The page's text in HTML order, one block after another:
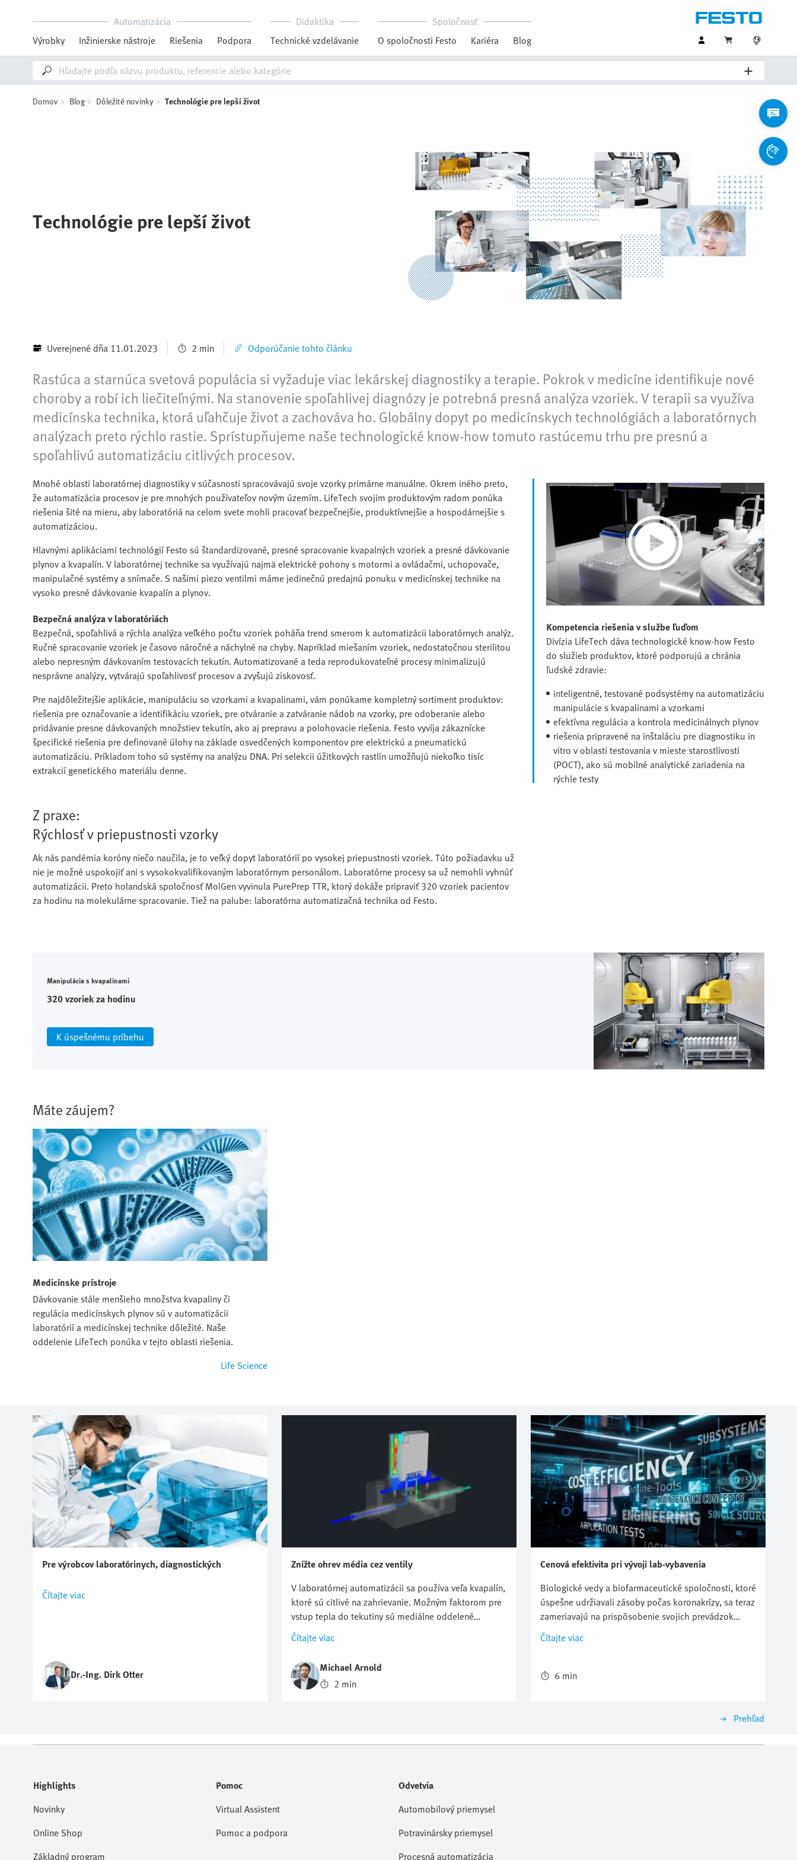
Automatizácia
Výrobky
Inžinierske nástroje Riešenia Podpora
Didaktika
Technické vzdelávanie
Spoločnosť
O spoločnosti Festo
Kariéra Blog
Domov Blog Dôležité novinky Technológie pre lepší život
Technológie pre lepší život
Uverejnené dňa 11.01.2023 2 min Odporúčanie tohto článku
Rastúca a starnúca svetová populácia si vyžaduje viac lekárskej diagnostiky a terapie. Pokrok v medicíne identifikuje nové
choroby a robí ich liečiteľnými. Na stanovenie spoľahlivej diagnózy je potrebná presná analýza vzoriek. V terapii sa využíva
medicínska technika, ktorá uľahčuje život a zachováva ho. Globálny dopyt po medicínskych technológiách a laboratórnych
analýzach preto rýchlo rastie. Sprístupňujeme naše technologické know-how tomuto rastúcemu trhu pre presnú a
spoľahlivú automatizáciu citlivých procesov. ​
Mnohé oblasti laboratórnej diagnostiky v súčasnosti spracovávajú svoje vzorky primárne manuálne. Okrem iného preto,
že automatizácia procesov je pre mnohých používateľov novým územím. LifeTech svojim produktovým radom ponúka
riešenia šité na mieru, aby laboratóriá na celom svete mohli pracovať bezpečnejšie, produktívnejšie a hospodárnejšie s
automatizáciou.
Hlavnými aplikáciami technológií Festo sú štandardizované, presné spracovanie kvapalných vzoriek a presné dávkovanie
plynov a kvapalín. V laboratórnej technike sa využívajú najmä elektrické pohony s motormi a ovládačmi, uchopovače,
manipulačné systémy a snímače. S našimi piezo ventilmi máme jedinečnú predajnú ponuku v medicínskej technike na
vysoko presné dávkovanie kvapalín a plynov.
Bezpečná analýza v laboratóriách
Bezpečná, spoľahlivá a rýchla analýza veľkého počtu vzoriek poháňa trend smerom k automatizácii laboratórnych analýz.
Ručné spracovanie vzoriek je časovo náročné a náchylné na chyby. Napríklad miešaním vzoriek, nedostatočnou sterilitou
alebo nepresným dávkovaním testovacích tekutín. Automatizované a teda reprodukovateľné procesy minimalizujú
nesprávne analýzy, vytvárajú spoľahlivosť procesov a zvyšujú ziskovosť.
Pre najdôležitejšie aplikácie, manipuláciu so vzorkami a kvapalinami, vám ponúkame kompletný sortiment produktov:
riešenia pre označovanie a identifikáciu vzoriek, pre otváranie a zatváranie nádob na vzorky, pre odoberanie alebo
pridávanie presne dávkovaných množstiev tekutín, ako aj prepravu a polohovacie riešenia. Festo vyvíja zákaznícke
špecifické riešenia pre definované úlohy na základe osvedčených komponentov pre elektrickú a pneumatickú
automatizáciu. Príkladom toho sú systémy na analýzu DNA. Pri selekcii úžitkových rastlín umožňujú niekoľko tisíc
extrakcií genetického materiálu denne.
Play
Video
Kompetencia riešenia v službe ľuďom
Divízia LifeTech dáva technologické know-how Festo
do služieb produktov, ktoré podporujú a chránia
ľudské zdravie:
inteligentné, testované podsystémy na automatizáciu
manipulácie s kvapalinami a vzorkami
efektívna regulácia a kontrola medicinálnych plynov
riešenia pripravené na inštaláciu pre diagnostiku in
vitro v oblasti testovania v mieste starostlivosti
(POCT), ako sú mobilné analytické zariadenia na
rýchle testy
Z praxe:
Rýchlosť v priepustnosti vzorky
Ak nás pandémia koróny niečo naučila, je to veľký dopyt laboratórií po vysokej priepustnosti vzoriek. Túto požiadavku už
nie je možné uspokojiť ani s vysokokvalifikovaným laboratórnym personálom. Laboratórne procesy sa už nemohli vyhnúť
automatizácii. Preto holandská spoločnosť MolGen vyvinula PurePrep TTR, ktorý dokáže pripraviť 320 vzoriek pacientov
za hodinu na molekulárne spracovanie. Tiež na palube: laboratórna automatizačná technika od Festo.
Manipulácia s kvapalinami
320 vzoriek za hodinu
K úspešnému príbehu
Máte záujem?
Medicínske prístroje
Dávkovanie stále menšieho množstva kvapaliny či
regulácia medicínskych plynov sú v automatizácii
laboratórií a medicínskej technike dôležité. Naše
oddelenie LifeTech ponúka v tejto oblasti riešenia.
Life Science
Pre výrobcov laboratórinych, diagnostických
Čítajte viac
Dr.-Ing. Dirk Otter
Znížte ohrev média cez ventily
V laboratórnej automatizácii sa používa veľa kvapalín,
ktoré sú citlivé na zahrievanie. Možným faktorom pre
vstup tepla do tekutiny sú mediálne oddelené
solenoidové ventily, ktoré sú zvyčajne ovládané
elektromagneticky. Rodina ventilov VYKx od Festo
znižuje ohrev média na minimum.
Čítajte viac
Michael Arnold
2 min
Cenová efektivita pri vývoji lab-vybavenia
Biologické vedy a biofarmaceutické spoločnosti, ktoré
úspešne udržiavali zásoby počas koronakrízy, sa teraz
zameriavajú na prispôsobenie svojich prevádzok
novému normálu a trvalo udržateľné zlepšovanie
nákladovej efektívnosti v laboratóriách. Výrobcovia
otázku, ako môžu vyvíjať a vyrábať nové laboratórne
Čítajte viac
6 min
Prehľad
Highlights
Novinky
Online Shop
Základný program
Pomoc
Virtual Assistent
Pomoc a podpora
Odvetvia
Automobilový priemysel
Potravinársky priemysel
Procesná automatizácia